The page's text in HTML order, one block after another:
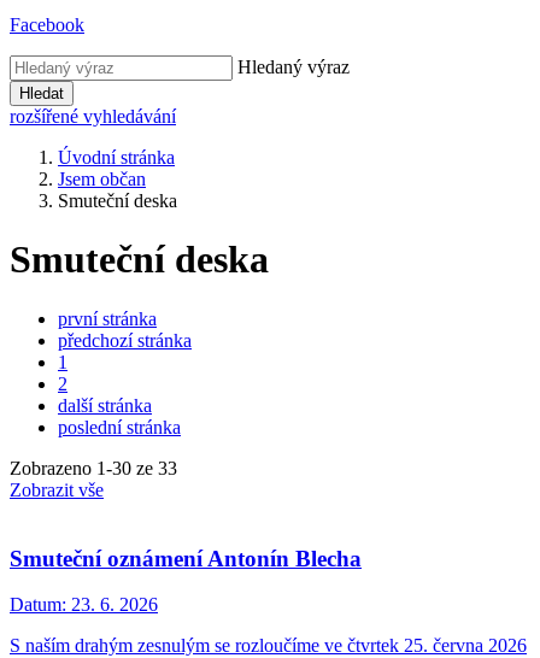
Facebook
Hledaný výraz
Hledat
rozšířené vyhledávání
Úvodní stránka
Jsem občan
Smuteční deska
Smuteční deska
první stránka
předchozí stránka
1
2
další stránka
poslední stránka
Zobrazeno 1-30 ze 33
Zobrazit vše
Smuteční oznámení Antonín Blecha
Datum: 23. 6. 2026
S naším drahým zesnulým se rozloučíme ve čtvrtek 25. června 2026